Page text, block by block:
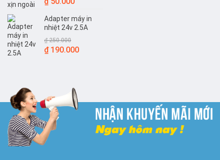
là:
₫ 100.000.
tại
là:
Adapter máy in
nhiệt 24v 2.5A
₫250.000
Giá
₫190.000Giá